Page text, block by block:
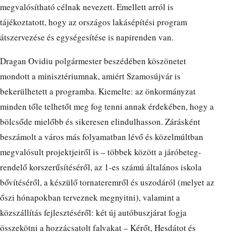
megvalósítható célnak nevezett. Emellett arról is
tájékoztatott, hogy az országos lakásépítési program
átszervezése és egységesítése is napirenden van.
Dragan Ovidiu polgármester beszédében köszönetet
mondott a minisztériumnak, amiért Szamosújvár is
bekerülhetett a programba. Kiemelte: az önkormányzat
minden tőle telhetőt meg fog tenni annak érdekében, hogy a
bölcsőde mielőbb és sikeresen elindulhasson. Zárásként
beszámolt a város más folyamatban lévő és közelmúltban
megvalósult projektjeiről is – többek között a járóbeteg-
rendelő korszerűsítéséről, az 1-es számú általános iskola
bővítéséről, a készülő tornateremről és uszodáról (melyet az
őszi hónapokban terveznek megnyitni), valamint a
közszállítás fejlesztéséről: két új autóbuszjárat fogja
összekötni a hozzácsatolt falvakat – Kérőt, Hesdátot és